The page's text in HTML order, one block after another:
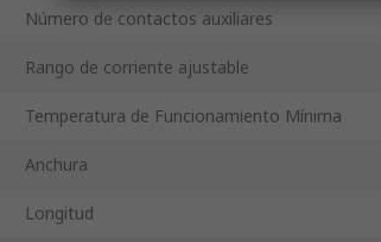
Número de contactos auxiliares
Rango de corriente ajustable
Temperatura de Funcionamiento Mínima
Anchura
Longitud